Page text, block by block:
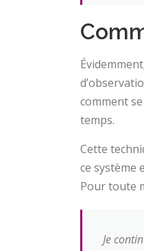
comment
temps.
Cette
ce système
Pour toute
Je